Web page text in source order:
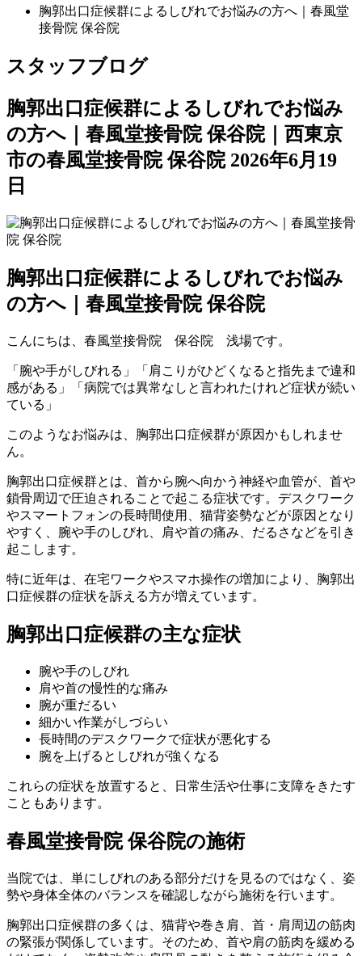
胸郭出口症候群によるしびれでお悩みの方へ｜春風堂
接骨院 保谷院
スタッフブログ
胸郭出口症候群によるしびれでお悩み
の方へ｜春風堂接骨院 保谷院｜西東京
市の春風堂接骨院 保谷院 2026年6月19
日
胸郭出口症候群によるしびれでお悩み
の方へ｜春風堂接骨院 保谷院
こんにちは、春風堂接骨院 保谷院 浅場です。
「腕や手がしびれる」「肩こりがひどくなると指先まで違和
感がある」「病院では異常なしと言われたけれど症状が続い
ている」
このようなお悩みは、胸郭出口症候群が原因かもしれませ
ん。
胸郭出口症候群とは、首から腕へ向かう神経や血管が、首や
鎖骨周辺で圧迫されることで起こる症状です。デスクワーク
やスマートフォンの長時間使用、猫背姿勢などが原因となり
やすく、腕や手のしびれ、肩や首の痛み、だるさなどを引き
起こします。
特に近年は、在宅ワークやスマホ操作の増加により、胸郭出
口症候群の症状を訴える方が増えています。
胸郭出口症候群の主な症状
腕や手のしびれ
肩や首の慢性的な痛み
腕が重だるい
細かい作業がしづらい
長時間のデスクワークで症状が悪化する
腕を上げるとしびれが強くなる
これらの症状を放置すると、日常生活や仕事に支障をきたす
こともあります。
春風堂接骨院 保谷院の施術
当院では、単にしびれのある部分だけを見るのではなく、姿
勢や身体全体のバランスを確認しながら施術を行います。
胸郭出口症候群の多くは、猫背や巻き肩、首・肩周辺の筋肉
の緊張が関係しています。そのため、首や肩の筋肉を緩める